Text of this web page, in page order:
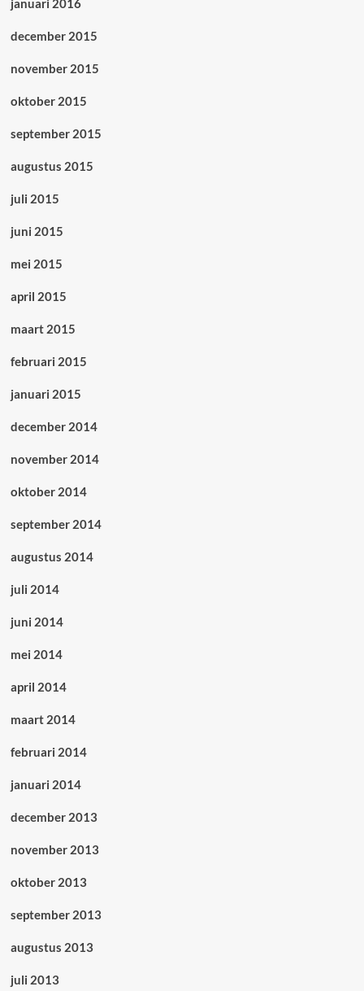
januari 2016
december 2015
november 2015
oktober 2015
september 2015
augustus 2015
juli 2015
juni 2015
mei 2015
april 2015
maart 2015
februari 2015
januari 2015
december 2014
november 2014
oktober 2014
september 2014
augustus 2014
juli 2014
juni 2014
mei 2014
april 2014
maart 2014
februari 2014
januari 2014
december 2013
november 2013
oktober 2013
september 2013
augustus 2013
juli 2013